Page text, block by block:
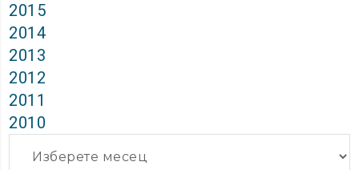
2015
2014
2013
2012
2011
2010